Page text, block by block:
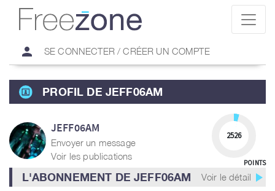
person SE CONNECTER / CRÉER UN COMPTE
PROFIL DE JEFF06AM
JEFF06AM
Envoyer un message
Voir les publications
2526
POINTS
L'ABONNEMENT DE JEFF06AM Voir le détail play_arrow